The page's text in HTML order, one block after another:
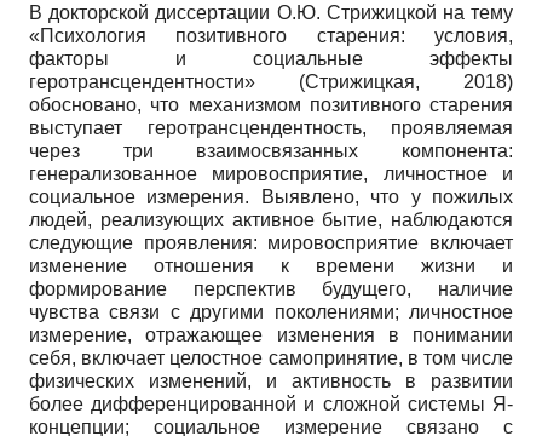
В докторской диссертации О.Ю. Стрижицкой на тему
«Психология позитивного старения: условия,
факторы и социальные эффекты
геротрансцендентности» (Стрижицкая, 2018)
обосновано, что механизмом позитивного старения
выступает геротрансцендентность, проявляемая
через три взаимосвязанных компонента:
генерализованное мировосприятие, личностное и
социальное измерения. Выявлено, что у пожилых
людей, реализующих активное бытие, наблюдаются
следующие проявления: мировосприятие включает
изменение отношения к времени жизни и
формирование перспектив будущего, наличие
чувства связи с другими поколениями; личностное
измерение, отражающее изменения в понимании
себя, включает целостное самопринятие, в том числе
физических изменений, и активность в развитии
более дифференцированной и сложной системы Я-
концепции; социальное измерение связано с